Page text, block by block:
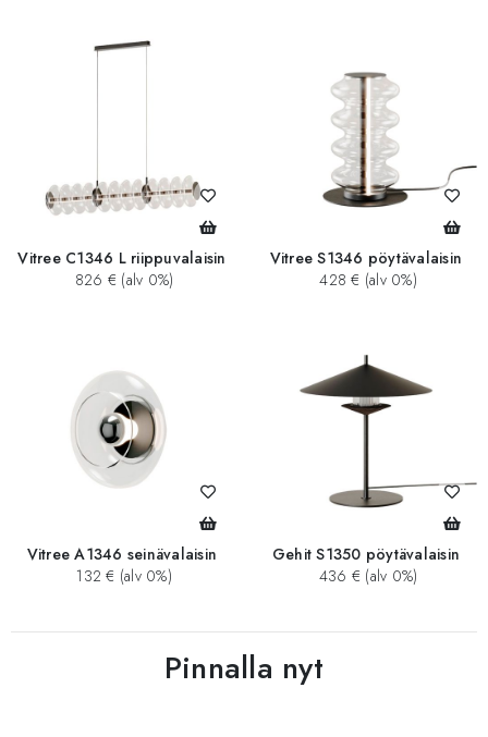
Vitree C1346 L riippuvalaisin
826 € (alv 0%)
Vitree S1346 pöytävalaisin
428 € (alv 0%)
Vitree A1346 seinävalaisin
132 € (alv 0%)
Gehit S1350 pöytävalaisin
436 € (alv 0%)
Pinnalla nyt